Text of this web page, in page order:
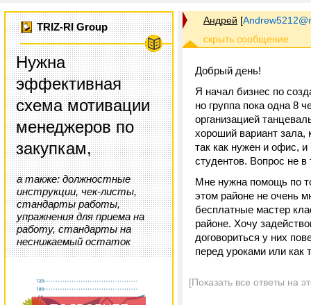
TRIZ-RI Group
Нужна
эффективная
схема мотивации
менеджеров по
закупкам,
а также: должностные
инструкции, чек-листы,
стандарты работы,
упражнения для приема на
работу, стандарты на
неснижаемый остаток
Андрей [
Добрый день!
Я начал бизнес по
но группа пока одна 8
организацией
хороший вариант зала,
так как нужен и офис,
студентов. Вопрос не
Мне нужна помощь по
этом районе не очень
бесплатные мастер
районе. Хочу
договориться у них
перед уроками или как
[Показать все ответы на